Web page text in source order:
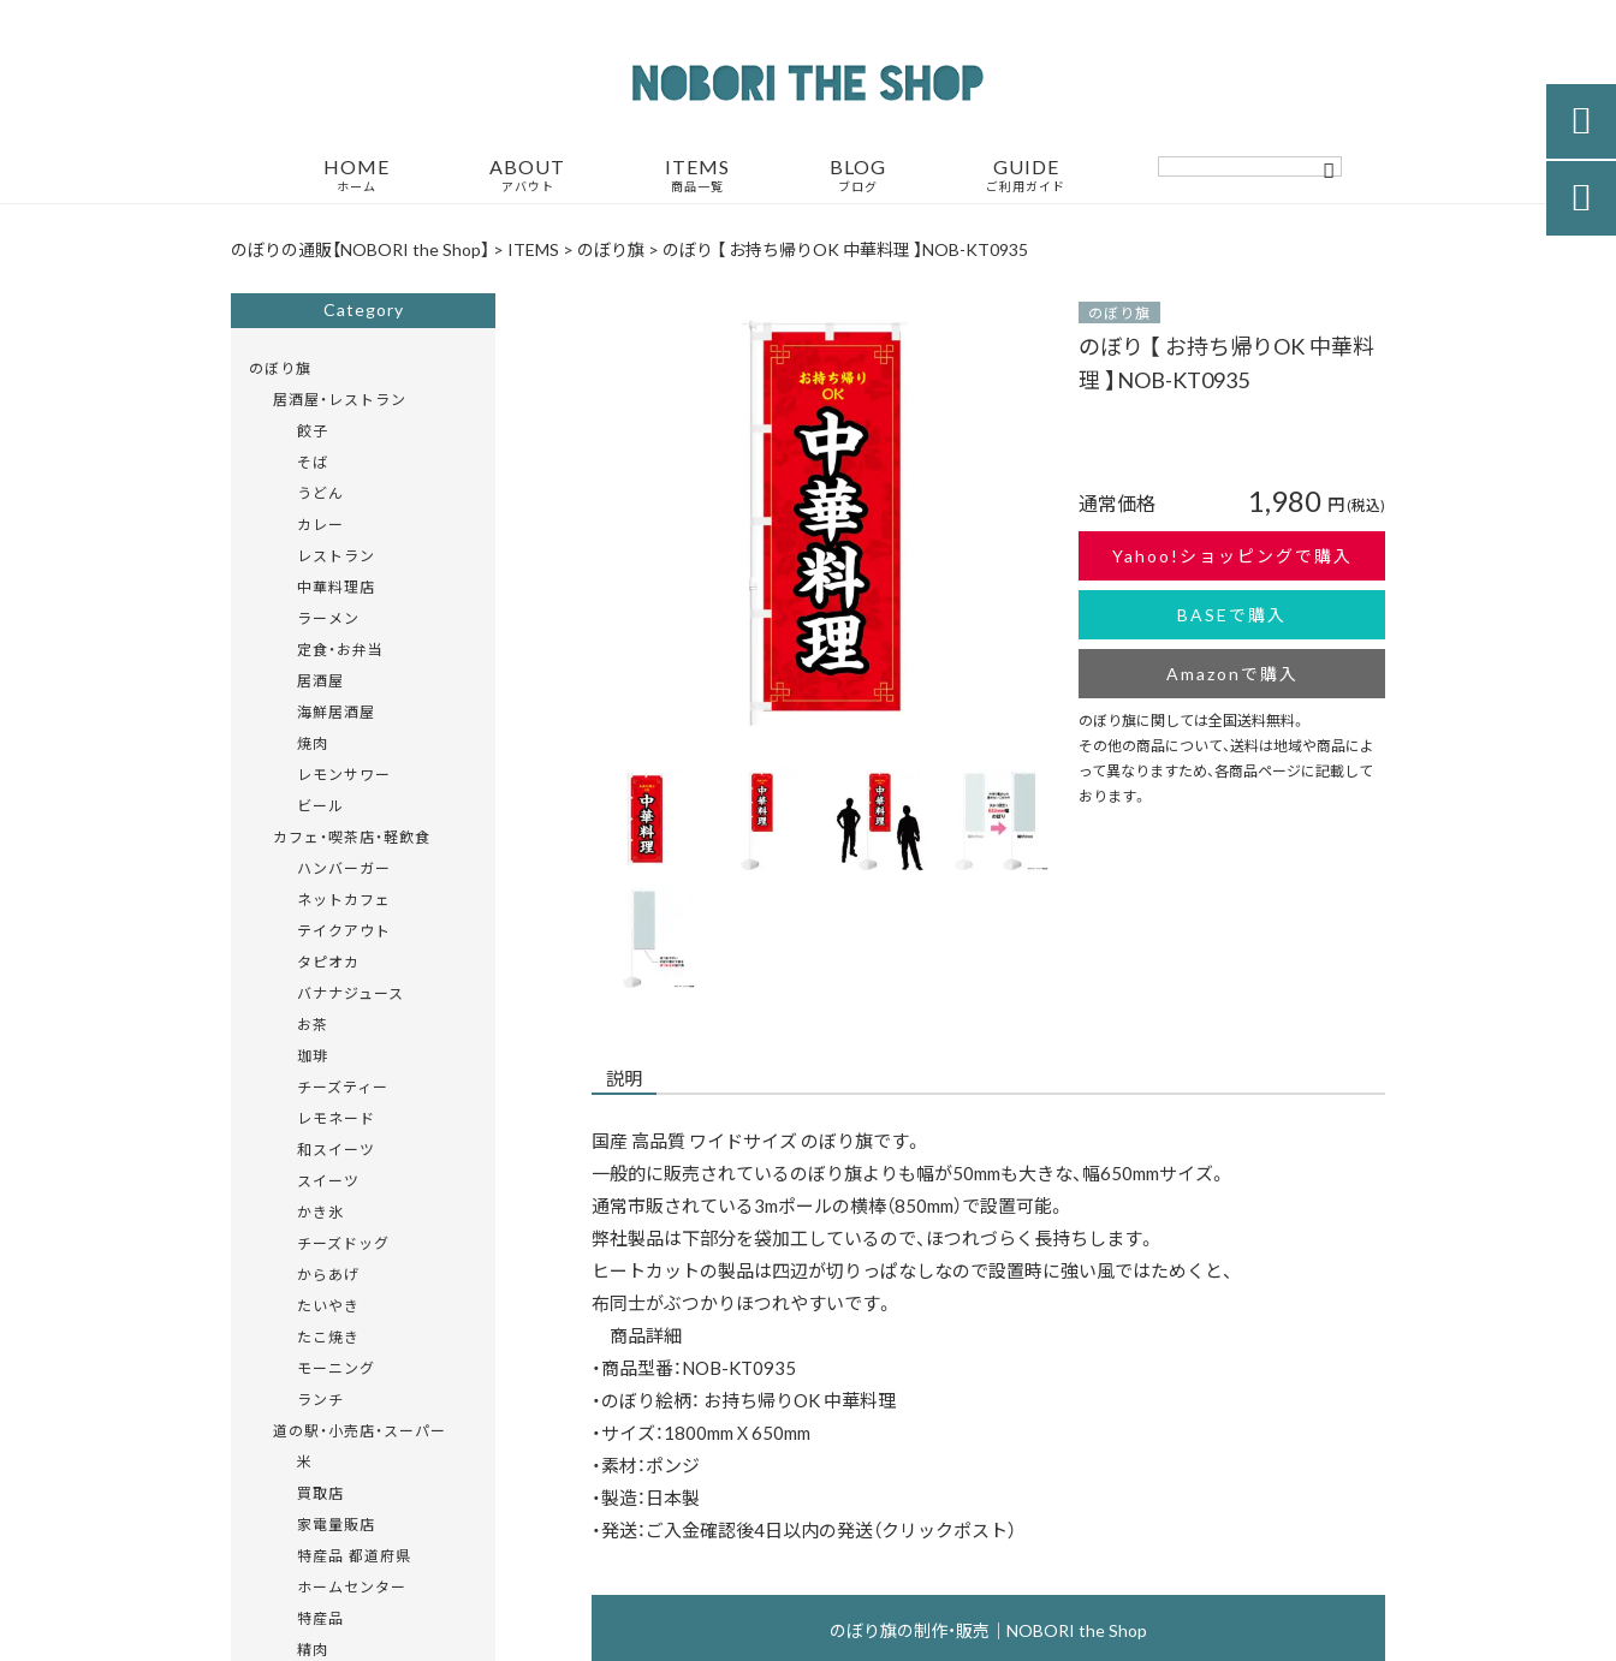
HOME
ホーム
ABOUT
アバウト
ITEMS
商品一覧
BLOG
ブログ
GUIDE
ご利用ガイド
のぼりの通販【NOBORI the Shop】 > ITEMS > のぼり旗 > のぼり 【 お持ち帰りOK 中華料理 】NOB-KT0935
のぼり旗
のぼり 【 お持ち帰りOK 中華料
理 】NOB-KT0935
通常価格 1,980 円(税込)
Yahoo!ショッピングで購入
BASEで購入
Amazonで購入
のぼり旗に関しては全国送料無料。
その他の商品について、送料は地域や商品によ
って異なりますため、各商品ページに記載して
おります。
説明
国産 高品質 ワイドサイズ のぼり旗です。
一般的に販売されているのぼり旗よりも幅が50mmも大きな、幅650mmサイズ。
通常市販されている3mポールの横棒（850mm）で設置可能。
弊社製品は下部分を袋加工しているので、ほつれづらく長持ちします。
ヒートカットの製品は四辺が切りっぱなしなので設置時に強い風ではためくと、
布同士がぶつかりほつれやすいです。
商品詳細
・商品型番：NOB-KT0935
・のぼり絵柄： お持ち帰りOK 中華料理
・サイズ：1800mmＸ650mm
・素材：ポンジ
・製造：日本製
・発送：ご入金確認後4日以内の発送（クリックポスト）
のぼり旗の制作・販売｜NOBORI the Shop
Category
のぼり旗
居酒屋・レストラン
餃子
そば
うどん
カレー
レストラン
中華料理店
ラーメン
定食・お弁当
居酒屋
海鮮居酒屋
焼肉
レモンサワー
ビール
カフェ・喫茶店・軽飲食
ハンバーガー
ネットカフェ
テイクアウト
タピオカ
バナナジュース
お茶
珈琲
チーズティー
レモネード
和スイーツ
スイーツ
かき氷
チーズドッグ
からあげ
たいやき
たこ焼き
モーニング
ランチ
道の駅・小売店・スーパー
米
買取店
家電量販店
特産品 都道府県
ホームセンター
特産品
精肉

